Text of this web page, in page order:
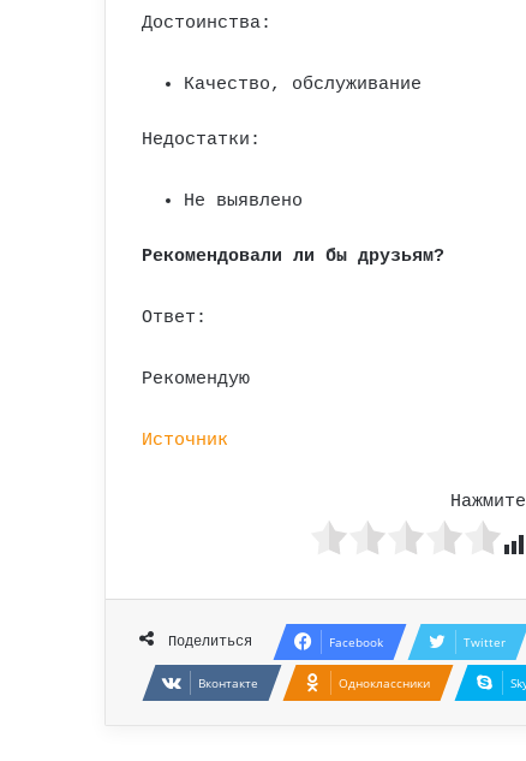
Достоинства:
Качество, обслуживание
Недостатки:
Не выявлено
Рекомендовали ли бы друзьям?
Ответ:
Рекомендую
Источник
Поделиться Facebook Twitter
Вконтакте Одноклассники